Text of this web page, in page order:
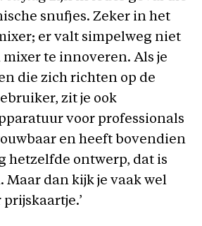
snufjes. Zeker in het
er valt simpelweg niet
mixer te innoveren. Als je
die zich richten op de
zit je ook
voor professionals
en heeft bovendien
hetzelfde ontwerp, dat is
Maar dan kijk je vaak wel